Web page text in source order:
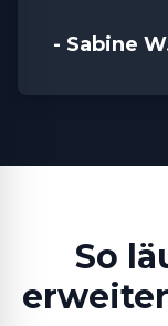
- Sabine
So